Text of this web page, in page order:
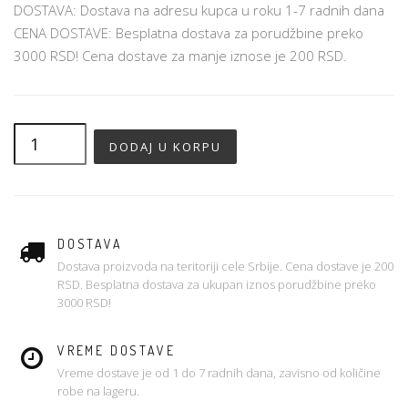
DOSTAVA: Dostava na adresu kupca u roku 1-7 radnih dana
CENA DOSTAVE: Besplatna dostava za porudžbine preko
3000 RSD! Cena dostave za manje iznose je 200 RSD.
DOSTAVA
Dostava proizvoda na teritoriji cele Srbije. Cena dostave je 200
RSD. Besplatna dostava za ukupan iznos porudžbine preko
3000 RSD!
VREME DOSTAVE
Vreme dostave je od 1 do 7 radnih dana, zavisno od količine
robe na lageru.